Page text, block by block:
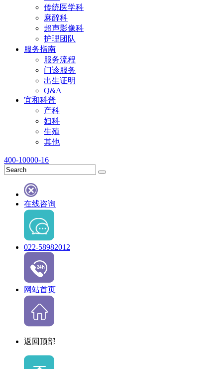
传统医学科
麻醉科
超声影像科
护理团队
服务指南
服务流程
门诊服务
出生证明
Q&A
宜和科普
产科
妇科
生殖
其他
400-10000-16
在线咨询
022-58982012
网站首页
返回顶部